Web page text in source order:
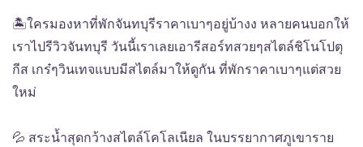
🏝ใครมองหาที่พักจันทบุรีราคาเบาๆอยู่บ้างง หลายคนบอกให้
เราไปรีวิวจันทบุรี วันนี้เราเลยเอารีสอร์ทสวยๆสไตล์ชิโนโปตุ
กีส เกร๋ๆวินเทจแบบมีสไตล์มาให้ดูกัน ที่พักราคาเบาๆแต่สวย
ใหม่
💦 สระน้ำสุดกว้างสไตล์โคโลเนียล ในบรรยากาศภูเขาราย